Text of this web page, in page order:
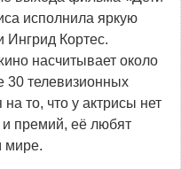
исполнила яркую
Кортес.
насчитывает около
телевизионных
то, что у актрисы нет
премий, её любят
мире.